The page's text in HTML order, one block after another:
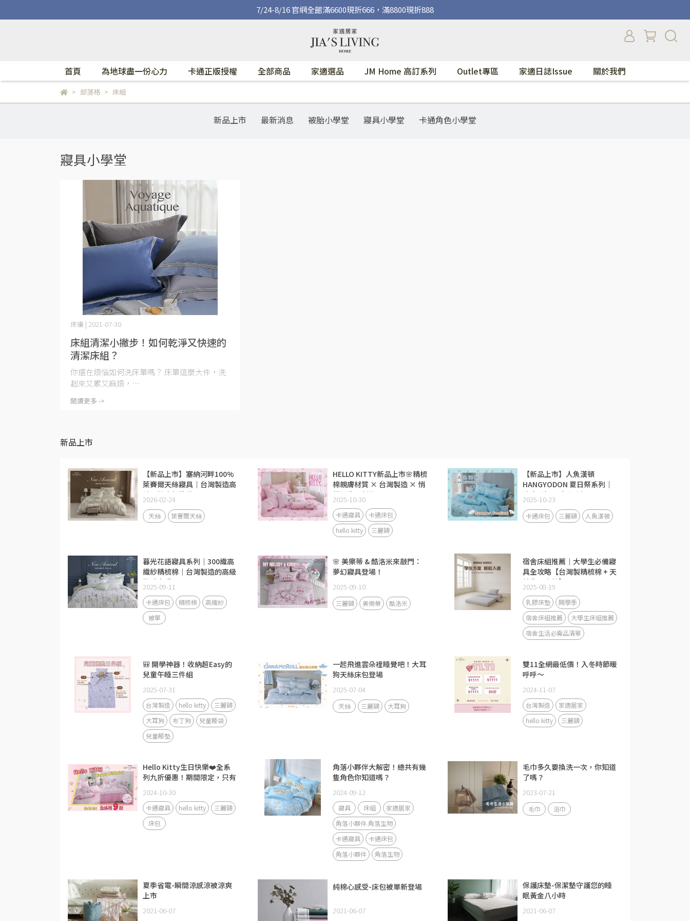
7/24-8/16 官網全館滿6600現折666，滿8800現折888
首頁 為地球盡一份心力 卡通正版授權 全部商品 家適選品 JM Home 高訂系列 Outlet專區 家適日誌Issue 關於我們
部落格 床組
新品上市 最新消息 被胎小學堂 寢具小學堂 卡通角色小學堂
寢具小學堂
床組清潔小撇步！如何乾淨又快速的
清潔床組？
床編 | 2021-07-30
你還在煩惱如何洗床單嗎？ 床單這麼大件，洗
起來又累又麻煩，⋯
閱讀更多 ->
新品上市
【新品上市】塞納河畔100%
萊賽爾天絲寢具｜台灣製造高
端天絲床包推薦
2026-02-24
天絲 萊賽爾天絲
HELLO KITTY新品上市🌸精梳
棉親膚材質 × 台灣製造 × 悄
悄話夢幻新作
2025-10-30
卡通寢具
卡通床包
hello kitty
三麗鷗
【新品上市】人魚漢頓
HANGYODON 夏日祭系列｜
清爽登場，療癒登場！
2025-10-23
卡通床包 三麗鷗 人魚漢頓
暮光花語寢具系列｜300織高
織紗精梳棉｜台灣製造的高級
臥房享受
2025-09-11
卡通床包 精梳棉
高織紗
被單
🌸 美樂蒂 & 酷洛米來敲門：
夢幻寢具登場！
2025-09-10
三麗鷗 美樂蒂 酷洛米
宿舍床組推薦｜大學生必備寢
具全攻略【台灣製精梳棉 + 天
然乳膠床墊】
2025-08-19
乳膠床墊
開學季
宿舍床組推薦
大學生床組推薦
宿舍生活必需品清單
🎒 開學神器！收納超Easy的
兒童午睡三件組
2025-07-31
台灣製造 hello kitty
三麗鷗
大耳狗
布丁狗
兒童睡袋
兒童睡墊
一起飛進雲朵裡睡覺吧！大耳
狗天絲床包登場
2025-07-04
天絲 三麗鷗 大耳狗
雙11全網最低價！入冬時節暖
呼呼～
2024-11-07
台灣製造
家適居家
hello kitty
三麗鷗
Hello Kitty生日快樂❤️全系
列九折優惠！期間限定，只有
2024-10-30
卡通寢具 hello kitty
三麗鷗
床包
角落小夥伴大解密！總共有幾
隻角色你知道嗎？
2024-09-12
寢具 床組
家適居家
角落小夥伴.角落生物
卡通寢具
卡通床包
角落小夥伴
角落生物
毛巾多久要換洗一次，你知道
了嗎？
2023-07-21
毛巾 浴巾
夏季省電-瞬間涼感涼被涼爽
上市
2021-06-07
純棉心感受-床包被單新登場
2021-06-07
保護床墊-保潔墊守護您的睡
眠黃金八小時
2021-06-07